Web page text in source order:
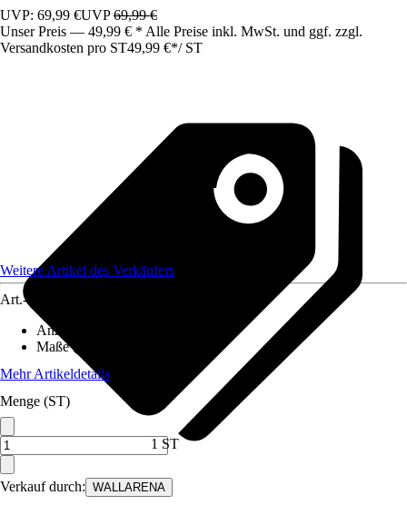
UVP: 69,99 €UVP69,99 €
Unser Preis — 49,99 € * Alle Preise inkl. MwSt. und ggf. zzgl.
Versandkosten pro ST49,99 €*/ ST
Verkauf durch: WALLARENA
Weitere Artikel des Verkäufers
Art.-Nr.
Anzahl der Teile
Maße (BxH)
Mehr Artikeldetails
Menge (ST)
1 ST